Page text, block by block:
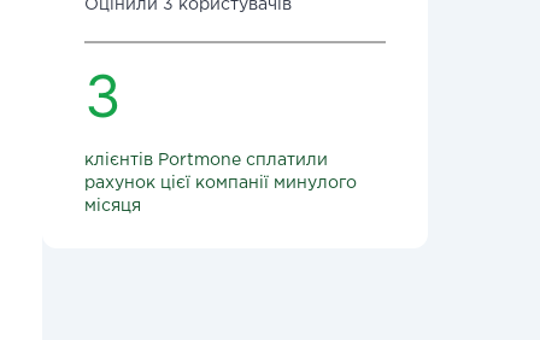
Оцінили 3 користувачів
3
клієнтів Portmone сплатили
рахунок цієї компанії минулого
місяця